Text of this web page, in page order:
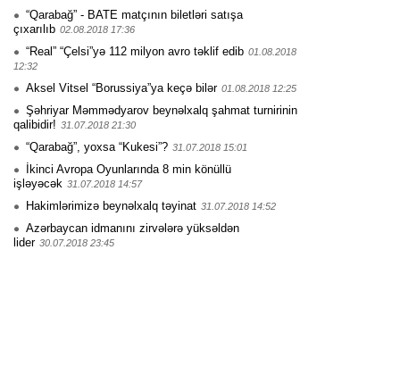
“Qarabağ” - BATE matçının biletləri satışa
çıxarılıb 02.08.2018 17:36
“Real” “Çelsi”yə 112 milyon avro təklif edib 01.08.2018
12:32
Aksel Vitsel “Borussiya”ya keçə bilər 01.08.2018 12:25
Şəhriyar Məmmədyarov beynəlxalq şahmat turnirinin
qalibidir! 31.07.2018 21:30
“Qarabağ”, yoxsa “Kukesi”? 31.07.2018 15:01
İkinci Avropa Oyunlarında 8 min könüllü
işləyəcək 31.07.2018 14:57
Hakimlərimizə beynəlxalq təyinat 31.07.2018 14:52
Azərbaycan idmanını zirvələrə yüksəldən
lider 30.07.2018 23:45